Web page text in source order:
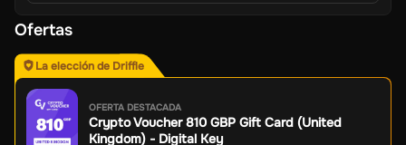
Ofertas
La elección de Driffle
OFERTA DESTACADA
Crypto Voucher 810 GBP Gift Card (United
Kingdom) - Digital Key